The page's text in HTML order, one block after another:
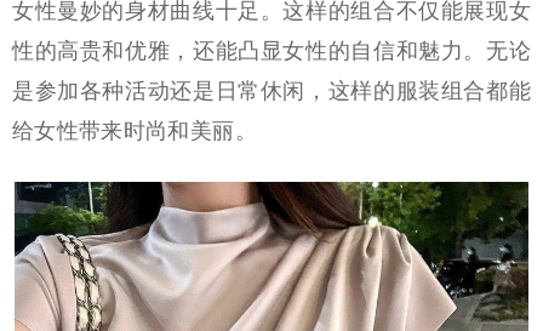
女性曼妙的身材曲线十足。这样的组合不仅能展现女
性的高贵和优雅，还能凸显女性的自信和魅力。无论
是参加各种活动还是日常休闲，这样的服装组合都能
给女性带来时尚和美丽。